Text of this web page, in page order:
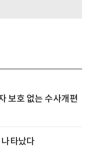
보호 없는 수사개편
타났다